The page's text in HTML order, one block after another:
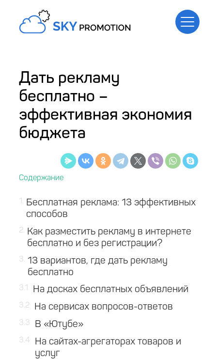
Дать рекламу
бесплатно –
эффективная экономия
бюджета
1
Бесплатная реклама: 13 эффективных
способов
2
Как разместить рекламу в интернете
бесплатно и без регистрации?
3 13 вариантов, где дать рекламу
бесплатно
3.1 На досках бесплатных объявлений
3.2 На сервисах вопросов-ответов
3.3 В «Ютубе»
3.4
На сайтах-агрегаторах товаров и
услуг